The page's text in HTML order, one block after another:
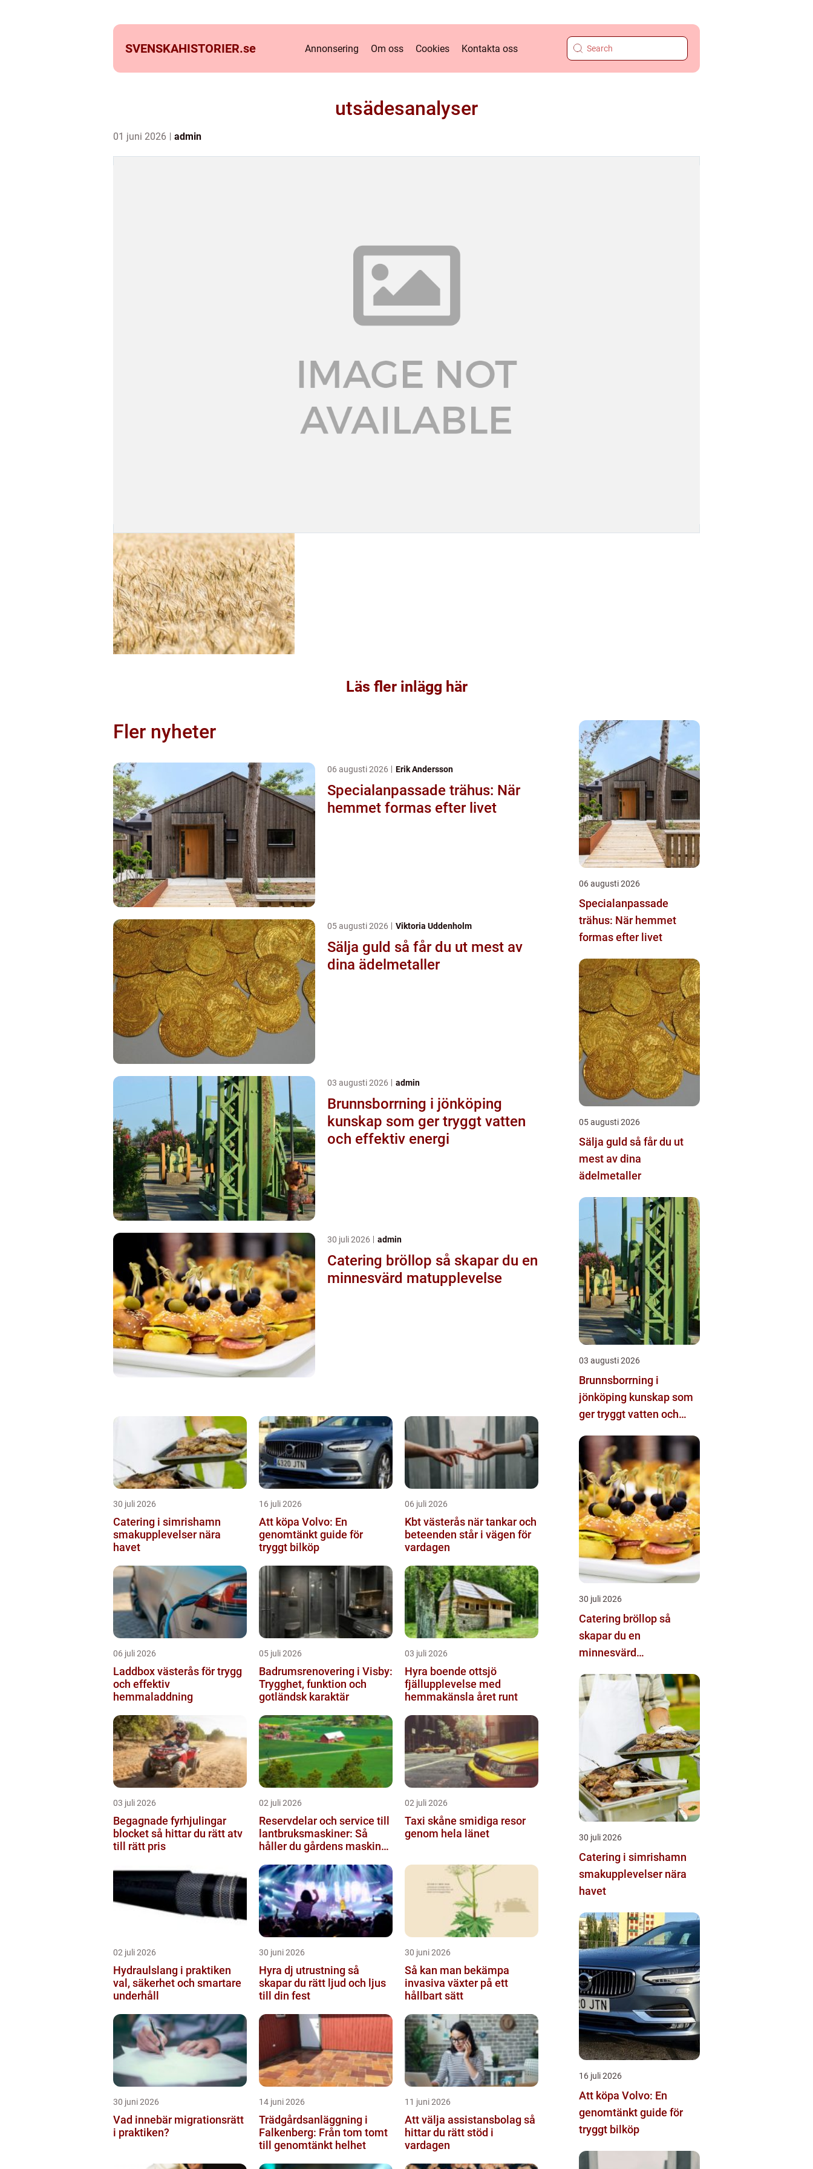
SVENSKAHISTORIER.se Annonsering Om oss Cookies Kontakta oss
utsädesanalyser
01 juni 2026 admin
Läs fler inlägg här
Fler nyheter
06 augusti 2026 Erik Andersson
Specialanpassade trähus: När
hemmet formas efter livet
05 augusti 2026 Viktoria Uddenholm
Sälja guld så får du ut mest av
dina ädelmetaller
03 augusti 2026 admin
Brunnsborrning i jönköping
kunskap som ger tryggt vatten
och effektiv energi
30 juli 2026 admin
Catering bröllop så skapar du en
minnesvärd matupplevelse
30 juli 2026
Catering i simrishamn
smakupplevelser nära
havet
16 juli 2026
Att köpa Volvo: En
genomtänkt guide för
tryggt bilköp
06 juli 2026
Kbt västerås när tankar och
beteenden står i vägen för
vardagen
06 juli 2026
Laddbox västerås för trygg
och effektiv
hemmaladdning
05 juli 2026
Badrumsrenovering i Visby:
Trygghet, funktion och
gotländsk karaktär
03 juli 2026
Hyra boende ottsjö
fjällupplevelse med
hemmakänsla året runt
03 juli 2026
Begagnade fyrhjulingar
blocket så hittar du rätt atv
till rätt pris
02 juli 2026
Reservdelar och service till
lantbruksmaskiner: Så
håller du gårdens maskiner
02 juli 2026
Taxi skåne smidiga resor
genom hela länet
02 juli 2026
Hydraulslang i praktiken
val, säkerhet och smartare
underhåll
30 juni 2026
Hyra dj utrustning så
skapar du rätt ljud och ljus
till din fest
30 juni 2026
Så kan man bekämpa
invasiva växter på ett
hållbart sätt
30 juni 2026
Vad innebär migrationsrätt
i praktiken?
14 juni 2026
Trädgårdsanläggning i
Falkenberg: Från tom tomt
till genomtänkt helhet
11 juni 2026
Att välja assistansbolag så
hittar du rätt stöd i
vardagen
06 augusti 2026
Specialanpassade
trähus: När hemmet
formas efter livet
05 augusti 2026
Sälja guld så får du ut
mest av dina
ädelmetaller
03 augusti 2026
Brunnsborrning i
jönköping kunskap som
ger tryggt vatten och
30 juli 2026
Catering bröllop så
skapar du en
minnesvärd
30 juli 2026
Catering i simrishamn
smakupplevelser nära
havet
16 juli 2026
Att köpa Volvo: En
genomtänkt guide för
tryggt bilköp